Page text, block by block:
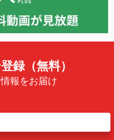
録（無料）
報をお届け